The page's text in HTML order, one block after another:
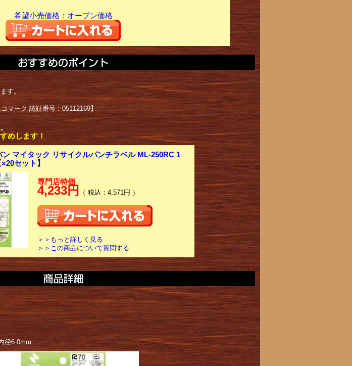
希望小売価格：オープン価格
す。
マーク 認証番号：05112169】
めします！
ン マイタック リサイクルパンチラベル ML-250RC 1
セット】
専門店特価
4,233円 （ 税込：4,571円 ）
＞＞もっと詳しく見る
＞＞この商品について質問する
径6.0mm